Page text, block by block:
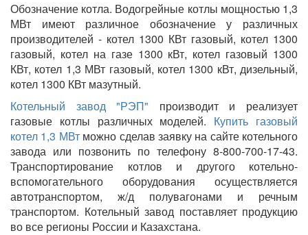
Обозначение котла. Водогрейные котлы мощностью 1,3
МВт имеют различное обозначение у различных
производителей - котел 1300 КВт газовый, котел 1300
газовый, котел на газе 1300 кВт, котел газовый 1300
КВт, котел 1,3 МВт газовый, котел 1300 кВт, дизельный,
котел 1300 КВт мазутный.
Котельный завод "РЭП" производит и реализует
газовые котлы различных моделей. Купить газовый
котел 1,3 МВтможно сделав заявку на сайте котельного
завода или позвонить по телефону 8-800-700-17-43.
Транспортирование котлов и другого котельно-
вспомогательного оборудования осуществляется
автотранспортом, ж/д полувагонами и речным
транспортом. Котельный завод поставляет продукцию
во все регионы России и Казахстана.